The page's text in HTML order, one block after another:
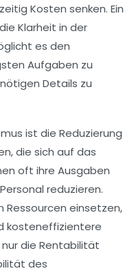
Kosten senken. Ein
Klarheit in der
es den
Aufgaben zu
Details zu
ist die Reduzierung
die sich auf das
oft ihre Ausgaben
reduzieren.
Ressourcen einsetzen,
kosteneffizientere
die Rentabilität
des